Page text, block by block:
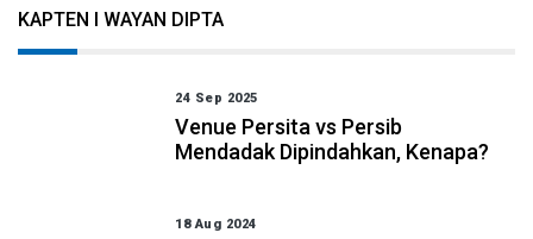
KAPTEN I WAYAN DIPTA
24 Sep 2025
Venue Persita vs Persib
Mendadak Dipindahkan, Kenapa?
18 Aug 2024